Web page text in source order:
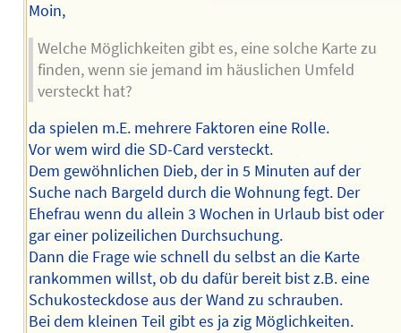
Moin,
Welche Möglichkeiten gibt es, eine solche Karte zu
finden, wenn sie jemand im häuslichen Umfeld
versteckt hat?
da spielen m.E. mehrere Faktoren eine Rolle.
Vor wem wird die SD-Card versteckt.
Dem gewöhnlichen Dieb, der in 5 Minuten auf der
Suche nach Bargeld durch die Wohnung fegt. Der
Ehefrau wenn du allein 3 Wochen in Urlaub bist oder
gar einer polizeilichen Durchsuchung.
Dann die Frage wie schnell du selbst an die Karte
rankommen willst, ob du dafür bereit bist z.B. eine
Schukosteckdose aus der Wand zu schrauben.
Bei dem kleinen Teil gibt es ja zig Möglichkeiten.